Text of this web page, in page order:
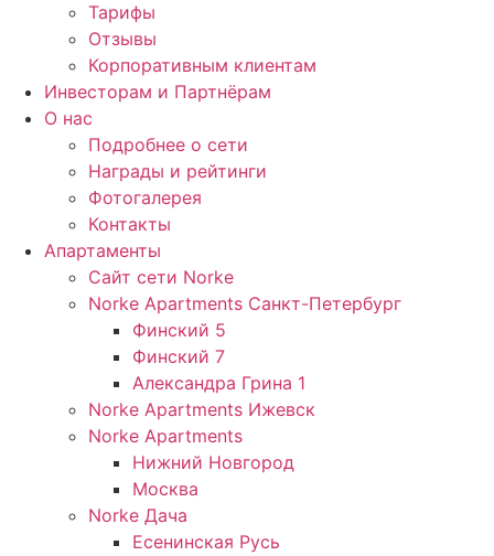
Тарифы
Отзывы
Корпоративным клиентам
Инвесторам и Партнёрам
О нас
Подробнее о сети
Награды и рейтинги
Фотогалерея
Контакты
Апартаменты
Сайт сети Norke
Norke Apartments Санкт-Петербург
Финский 5
Финский 7
Александра Грина 1
Norke Apartments Ижевск
Norke Apartments
Нижний Новгород
Москва
Norke Дача
Есенинская Русь